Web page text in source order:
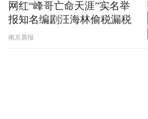
网红“峰哥亡命天涯”实名举
报知名编剧汪海林偷税漏税
南京晨报